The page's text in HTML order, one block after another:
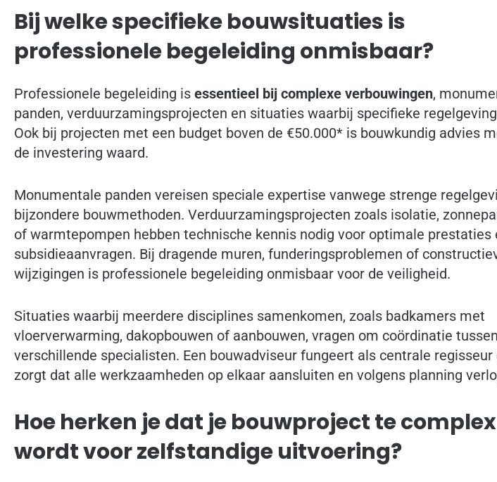
Bij welke specifieke bouwsituaties is
professionele begeleiding onmisbaar?
Professionele begeleiding is essentieel bij complexe verbouwingen,
panden, verduurzamingsprojecten en situaties waarbij specifieke
Ook bij projecten met een budget boven de €50.000* is bouwkundig advies
de investering waard.
Monumentale panden vereisen speciale expertise vanwege strenge
bijzondere bouwmethoden. Verduurzamingsprojecten zoals isolatie,
of warmtepompen hebben technische kennis nodig voor optimale prestaties
subsidieaanvragen. Bij dragende muren, funderingsproblemen of
wijzigingen is professionele begeleiding onmisbaar voor de veiligheid.
Situaties waarbij meerdere disciplines samenkomen, zoals badkamers met
vloerverwarming, dakopbouwen of aanbouwen, vragen om coördinatie tussen
verschillende specialisten. Een bouwadviseur fungeert als centrale regisseur
zorgt dat alle werkzaamheden op elkaar aansluiten en volgens planning
Hoe herken je dat je bouwproject te complex
wordt voor zelfstandige uitvoering?